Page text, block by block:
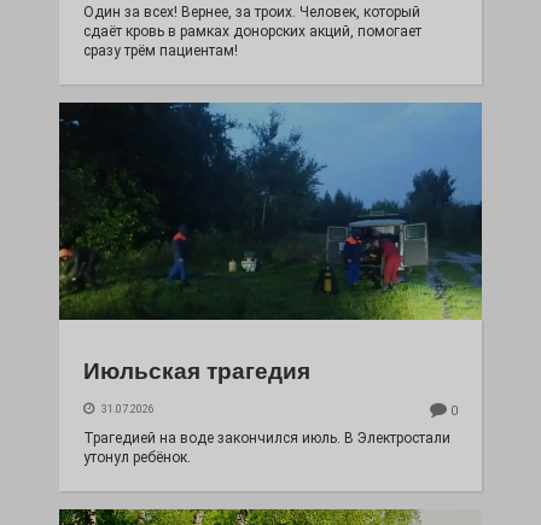
Один за всех! Вернее, за троих. Человек, который
сдаёт кровь в рамках донорских акций, помогает
сразу трём пациентам!
Июльская трагедия
31.07.2026 0
Трагедией на воде закончился июль. В Электростали
утонул ребёнок.